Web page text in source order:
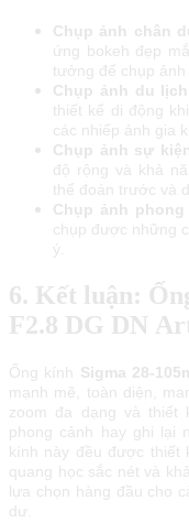
Chụp ảnh chân
ứng bokeh đẹp
tưởng để chụp ảnh
Chụp ảnh du
thiết kế di động
các nhiếp ảnh gia
Chụp ảnh sự kiện
độ rộng và khả
thể đoán trước và
Chụp ảnh phong
chụp được những
ý.
6. Kết luận:
F2.8 DG DN
Ống kính Ѕіgmа 28-
mạnh mẽ, toàn diện,
zoom đa dạng và thiết
phong cảnh hay ghi lại
kính này đều được thiết
quang học sắc nét và
lựa chọn hàng đầu cho
dư.